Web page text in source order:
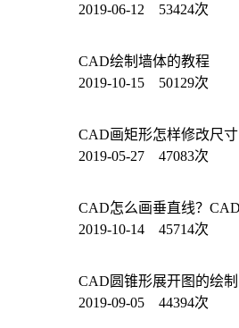
2019-06-12 53424次
CAD绘制墙体的教程
2019-10-15 50129次
CAD画矩形怎样修改尺寸
2019-05-27 47083次
CAD怎么画垂直线？
2019-10-14 45714次
CAD圆锥形展开图的绘制
2019-09-05 44394次